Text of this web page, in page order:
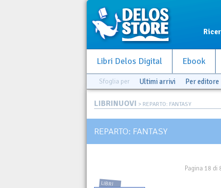
Libri Delos Digital Ebook
Sfoglia per Ultimi arrivi Per editore
LIBRINUOVI > REPARTO: FANTASY
REPARTO: FANTASY
Pagina 18 di
LIBRI